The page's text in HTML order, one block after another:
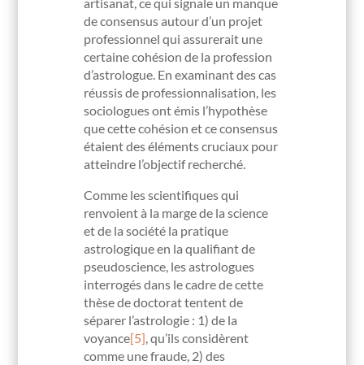
artisanat, ce qui signale un manque
de consensus autour d’un projet
professionnel qui assurerait une
certaine cohésion de la profession
d’astrologue. En examinant des cas
réussis de professionnalisation, les
sociologues ont émis l’hypothèse
que cette cohésion et ce consensus
étaient des éléments cruciaux pour
atteindre l’objectif recherché.
Comme les scientifiques qui
renvoient à la marge de la science
et de la société la pratique
astrologique en la qualifiant de
pseudoscience, les astrologues
interrogés dans le cadre de cette
thèse de doctorat tentent de
séparer l’astrologie : 1) de la
voyance[5], qu’ils considèrent
comme une fraude, 2) des